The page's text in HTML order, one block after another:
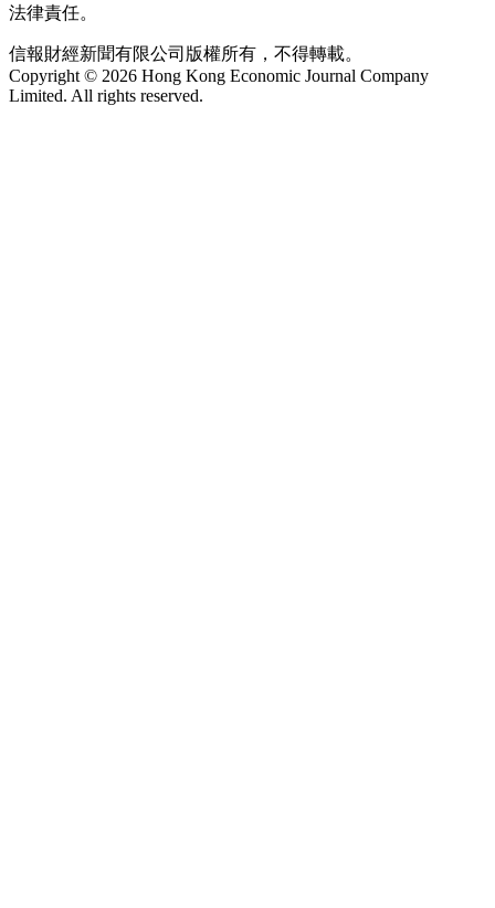
法律責任。
信報財經新聞有限公司版權所有，不得轉載。
Copyright © 2026 Hong Kong Economic Journal Company
Limited. All rights reserved.